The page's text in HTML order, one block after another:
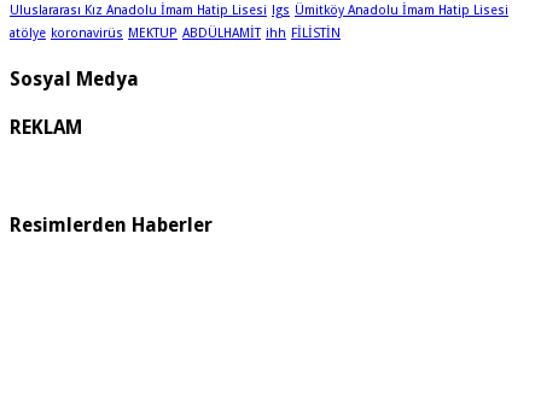
Uluslararası Kız Anadolu İmam Hatip Lisesi lgs Ümitköy Anadolu İmam Hatip Lisesi
atölye koronavirüs MEKTUP ABDÜLHAMİT ihh FİLİSTİN
Sosyal Medya
REKLAM
Resimlerden Haberler